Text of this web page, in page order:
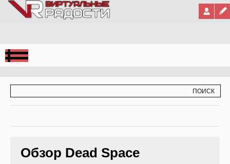
Jump to Navigation
Обзор Dead Space